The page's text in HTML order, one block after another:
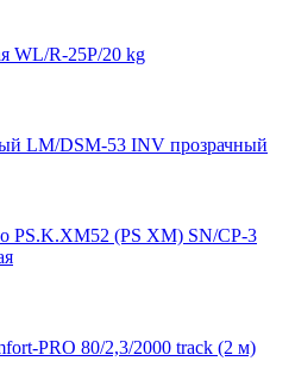
WL/R-25P/20 kg
LM/DSM-53 INV прозрачный
PS.K.XM52 (PS XM) SN/CP-3
PRO 80/2,3/2000 track (2 м)